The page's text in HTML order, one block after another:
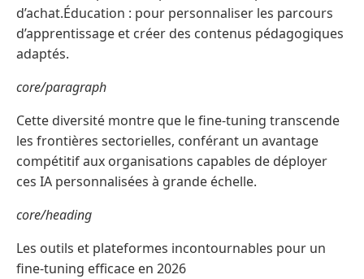
d’achat.Éducation : pour personnaliser les parcours
d’apprentissage et créer des contenus pédagogiques
adaptés.
core/paragraph
Cette diversité montre que le fine-tuning transcende
les frontières sectorielles, conférant un avantage
compétitif aux organisations capables de déployer
ces IA personnalisées à grande échelle.
core/heading
Les outils et plateformes incontournables pour un
fine-tuning efficace en 2026